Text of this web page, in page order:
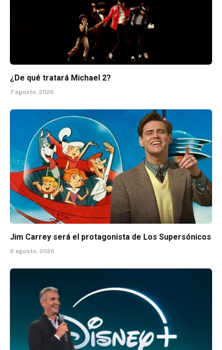
¿De qué tratará Michael 2?
7 agosto, 2026
Jim Carrey será el protagonista de Los Supersónicos
6 agosto, 2026